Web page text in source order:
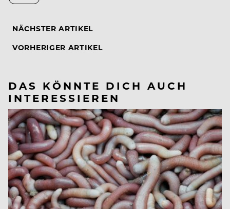
NÄCHSTER ARTIKEL
VORHERIGER ARTIKEL
DAS KÖNNTE DICH AUCH
INTERESSIEREN